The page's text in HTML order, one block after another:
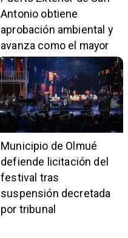
Antonio obtiene
aprobación ambiental y
avanza como el mayor
proyecto portuario del
país
Municipio de Olmué
defiende licitación del
festival tras
suspensión decretada
por tribunal